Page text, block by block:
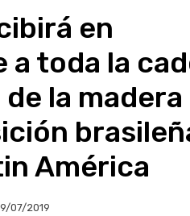
en
toda la
la madera
América
07/2019